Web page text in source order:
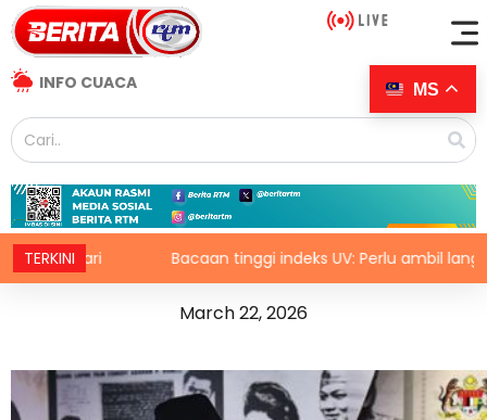
INFO CUACA
TERKINI Bacaan tinggi indeks UV: Perlu ambil langkah
March 22, 2026
MS